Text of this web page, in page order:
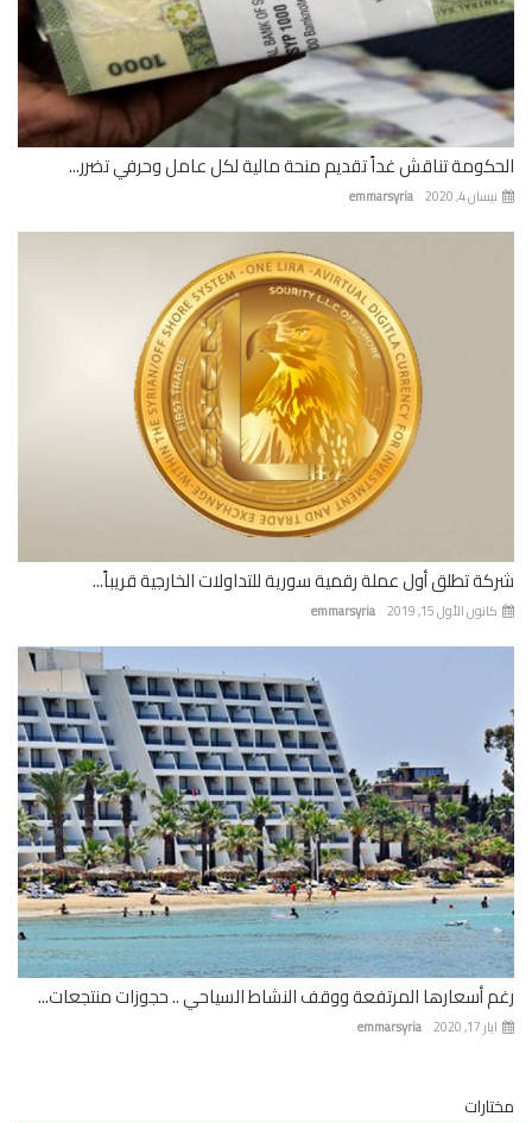
تناقش غداً تقديم منحة مالية لكل عامل وحرفي تضرر...
emmarsyria 4, 2020
تطلق أول عملة رقمية سورية للتداولات الخارجية قريباً...
emmarsyria الأول 15, 2019
أسعارها المرتفعة ووقف النشاط السياحي .. حجوزات منتجعات...
emmarsyria